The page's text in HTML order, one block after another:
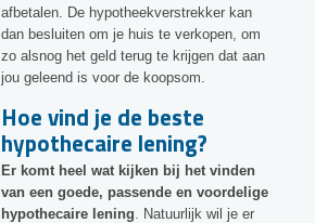
afbetalen. De hypotheekverstrekker kan
dan besluiten om je huis te verkopen, om
zo alsnog het geld terug te krijgen dat aan
jou geleend is voor de koopsom.
Hoe vind je de beste
hypothecaire lening?
Er komt heel wat kijken bij het vinden
van een goede, passende en voordelige
hypothecaire lening. Natuurlijk wil je er